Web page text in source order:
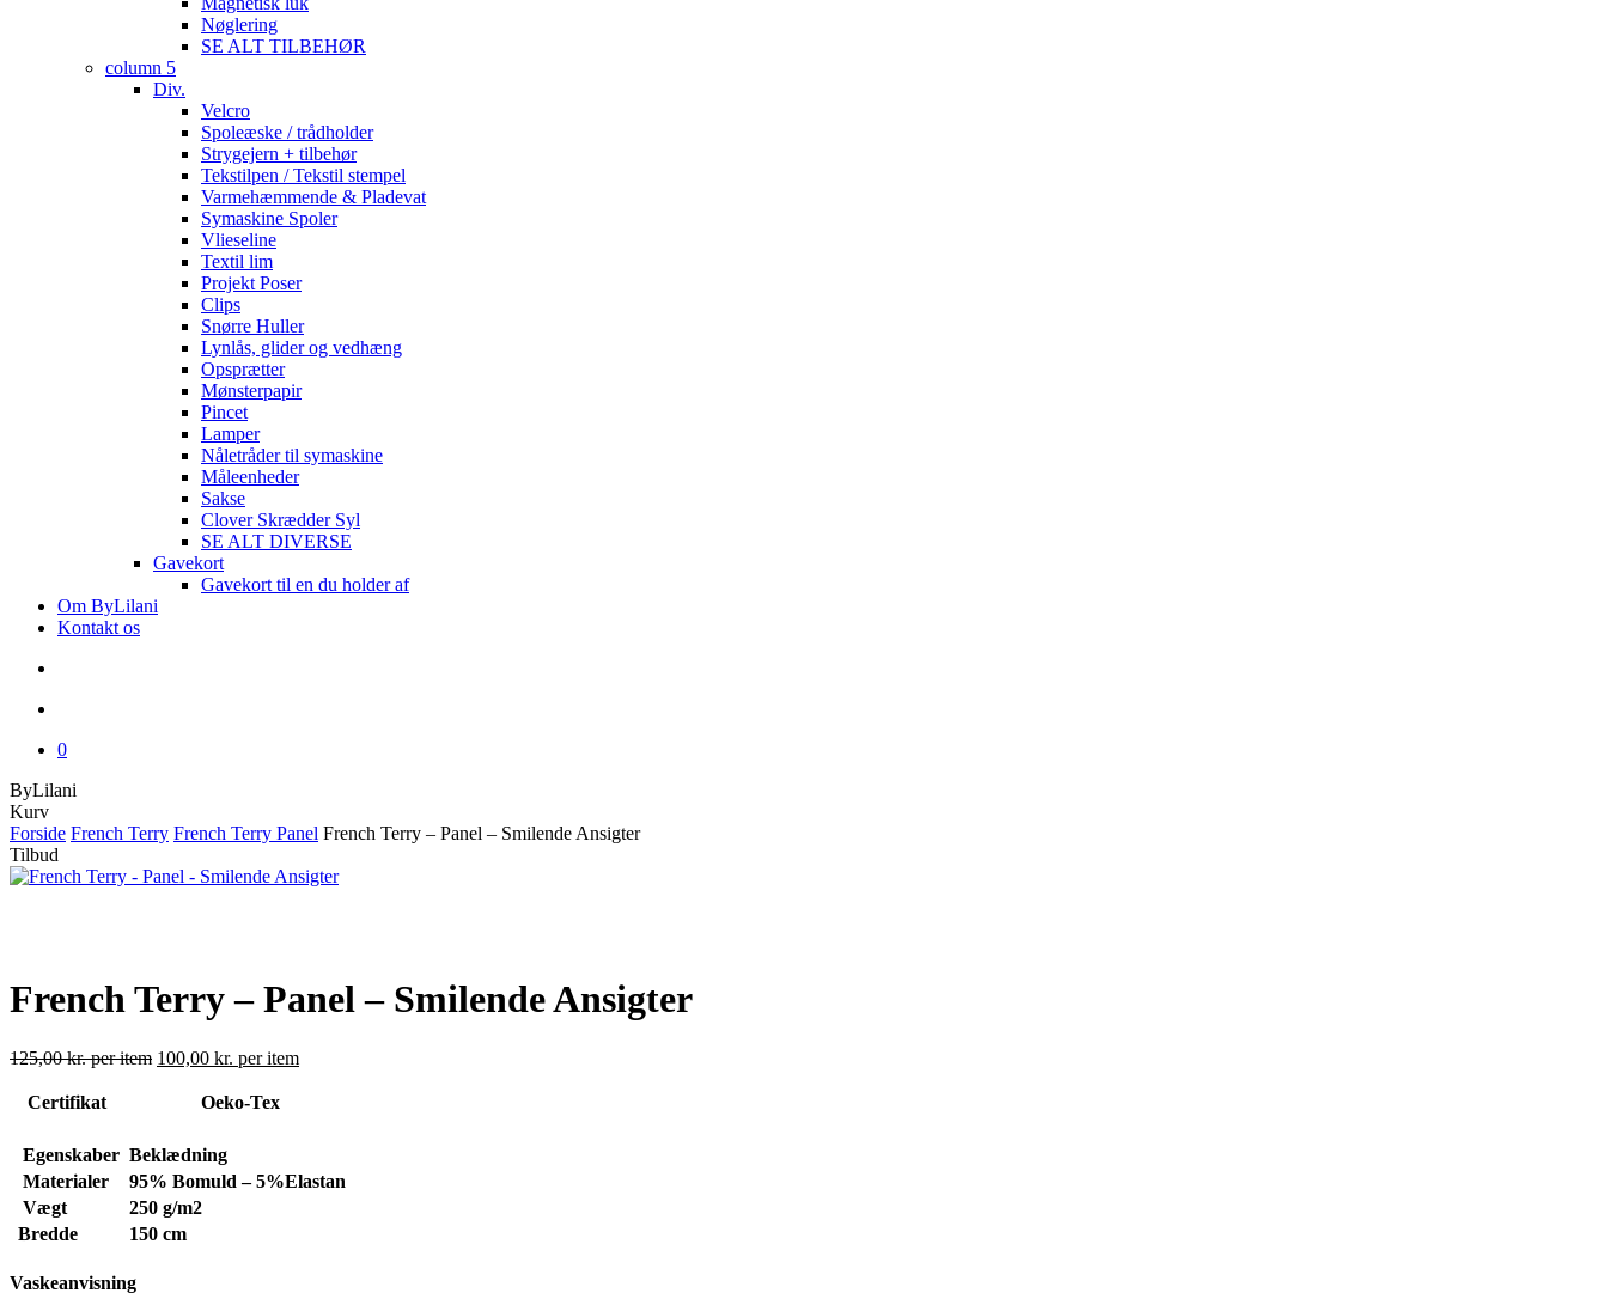
Nøglering
SE ALT TILBEHØR
column 5
Div.
Velcro
Spoleæske / trådholder
Strygejern + tilbehør
Tekstilpen / Tekstil stempel
Varmehæmmende & Pladevat
Symaskine Spoler
Vlieseline
Textil lim
Projekt Poser
Clips
Snørre Huller
Lynlås, glider og vedhæng
Opsprætter
Mønsterpapir
Pincet
Lamper
Nåletråder til symaskine
Måleenheder
Sakse
Clover Skrædder Syl
SE ALT DIVERSE
Gavekort
Gavekort til en du holder af
Om ByLilani
Kontakt os
0
ByLilani
KurvClose
Cart
Forside French Terry French Terry Panel French Terry – Panel – Smilende Ansigter
Tilbud
French Terry – Panel – Smilende Ansigter
125,00kr.per item 100,00 kr. per item
Certifikat Oeko-Tex
Egenskaber Beklædning
Materialer
95% Bomuld – 5%Elastan
Vægt
250 g/m2
Bredde
150 cm
Vaskeanvisning